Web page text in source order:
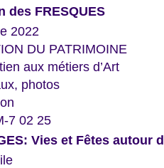
des FRESQUES
2022
DU PATRIMOINE
aux métiers d’Art
photos
7 02 25
Vies et Fêtes autour